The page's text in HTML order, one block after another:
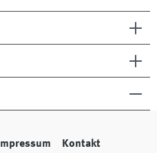
Impressum Kontakt